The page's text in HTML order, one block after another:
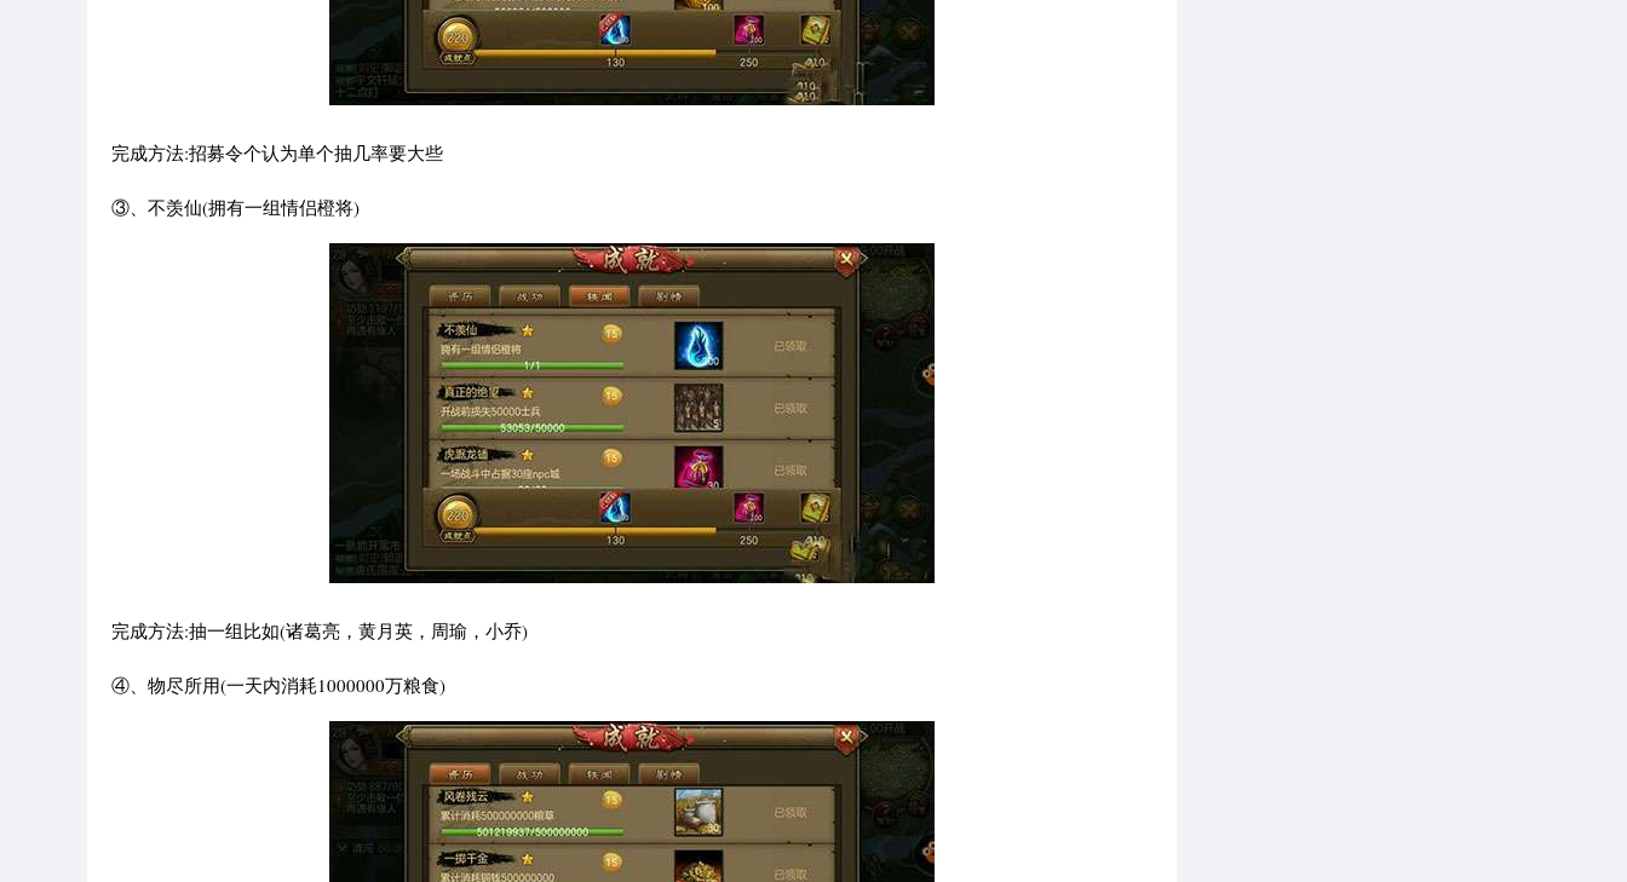
完成方法:招募令个认为单个抽几率要大些
③、不羡仙(拥有一组情侣橙将)
完成方法:抽一组比如(诸葛亮，黄月英，周瑜，小乔)
④、物尽所用(一天内消耗1000000万粮食)